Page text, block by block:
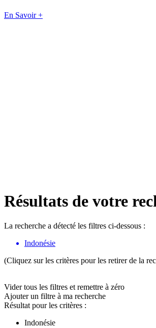
En Savoir +
Résultats de votre
La recherche a détecté les filtres ci-dessous :
Indonésie
(Cliquez sur les critères pour les retirer de la
Vider tous les filtres et remettre à zéro
Ajouter un filtre à ma recherche
Résultat pour les critères :
Indonésie